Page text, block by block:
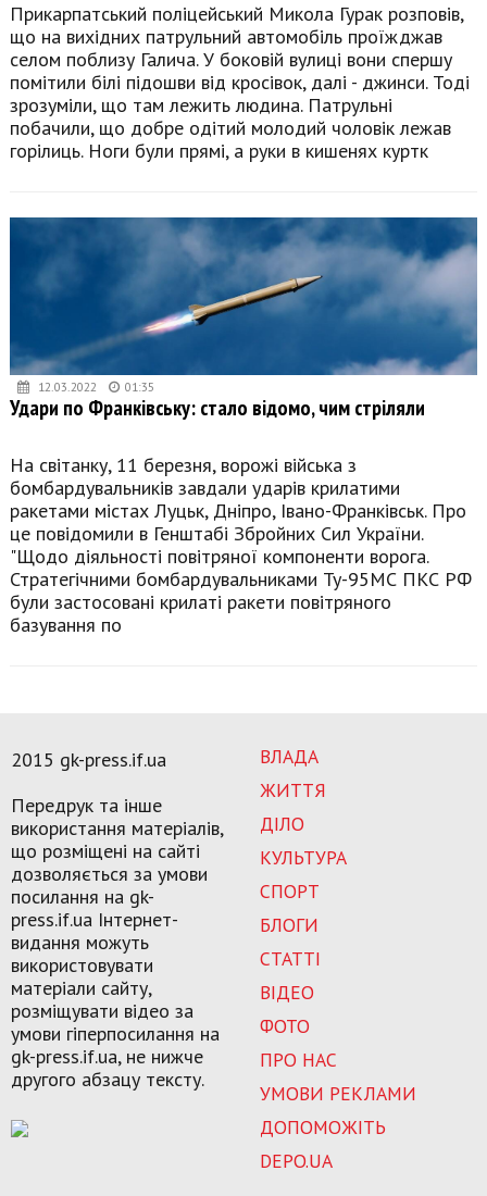
Прикарпатський поліцейський Микола Гурак розповів,
що на вихідних патрульний автомобіль проїжджав
селом поблизу Галича. У боковій вулиці вони спершу
помітили білі підошви від кросівок, далі - джинси. Тоді
зрозуміли, що там лежить людина. Патрульні
побачили, що добре одітий молодий чоловік лежав
горілиць. Ноги були прямі, а руки в кишенях куртк
12.03.2022 01:35
Удари по Франківську: стало відомо, чим стріляли
На світанку, 11 березня, ворожі війська з
бомбардувальників завдали ударів крилатими
ракетами містах Луцьк, Дніпро, Івано-Франківськ. Про
це повідомили в Генштабі Збройних Сил України.
"Щодо діяльності повітряної компоненти ворога.
Стратегічними бомбардувальниками Ту-95МС ПКС РФ
були застосовані крилаті ракети повітряного
базування по
ВЛАДА
ЖИТТЯ
ДІЛО
КУЛЬТУРА
СПОРТ
БЛОГИ
СТАТТІ
ВІДЕО
ФОТО
ПРО НАС
УМОВИ РЕКЛАМИ
ДОПОМОЖІТЬ
DEPO.UA
2015 gk-press.if.ua
Передрук та інше
використання матеріалів,
що розміщені на сайті
дозволяється за умови
посилання на gk-
press.if.ua Інтернет-
видання можуть
використовувати
матеріали сайту,
розміщувати відео за
умови гіперпосилання на
gk-press.if.ua, не нижче
другого абзацу тексту.